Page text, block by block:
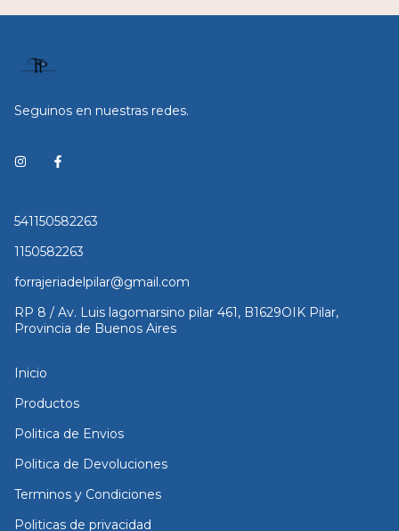
Seguinos en nuestras redes.
541150582263
1150582263
forrajeriadelpilar@gmail.com
RP 8 / Av. Luis lagomarsino pilar 461, B1629OIK Pilar,
Provincia de Buenos Aires
Inicio
Productos
Politica de Envios
Politica de Devoluciones
Terminos y Condiciones
Politicas de privacidad